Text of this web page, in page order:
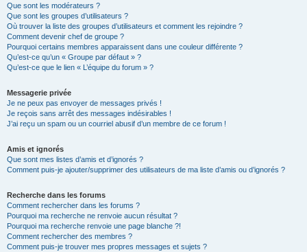
Que sont les modérateurs ?
Que sont les groupes d’utilisateurs ?
Où trouver la liste des groupes d’utilisateurs et comment les rejoindre ?
Comment devenir chef de groupe ?
Pourquoi certains membres apparaissent dans une couleur différente ?
Qu’est-ce qu’un « Groupe par défaut » ?
Qu’est-ce que le lien « L’équipe du forum » ?
Messagerie privée
Je ne peux pas envoyer de messages privés !
Je reçois sans arrêt des messages indésirables !
J’ai reçu un spam ou un courriel abusif d’un membre de ce forum !
Amis et ignorés
Que sont mes listes d’amis et d’ignorés ?
Comment puis-je ajouter/supprimer des utilisateurs de ma liste d’amis ou d’ignorés ?
Recherche dans les forums
Comment rechercher dans les forums ?
Pourquoi ma recherche ne renvoie aucun résultat ?
Pourquoi ma recherche renvoie une page blanche ?!
Comment rechercher des membres ?
Comment puis-je trouver mes propres messages et sujets ?